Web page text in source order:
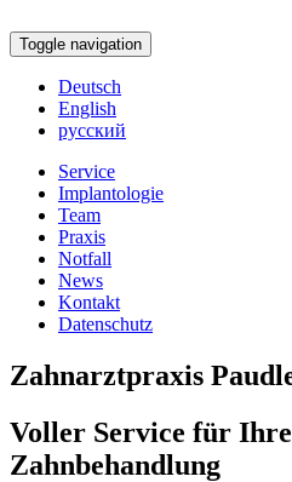
Toggle navigation
Deutsch
English
русский
Service
Implantologie
Team
Praxis
Notfall
News
Kontakt
Datenschutz
Zahnarztpraxis
Voller Service für
Zahnbehandlung